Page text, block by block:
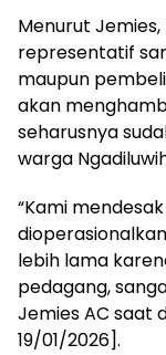
Menurut
representatif
maupun
akan
seharusnya
warga
“Kami
lebih lama
pedagang,
Jemies AC saat
19/01/2026].